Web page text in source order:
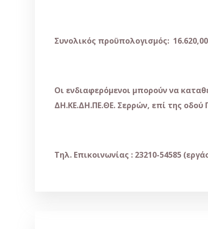
Συνολικός προϋπολογισμός:
Οι ενδιαφερόμενοι μπορούν να
ΔΗ.ΚΕ.ΔΗ.ΠΕ.ΘΕ. Σερρών, επί της οδού
Τηλ. Επικοινωνίας : 23210-54585